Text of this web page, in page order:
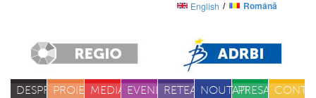
English Română
DESPREPROIECTEMEDIA EVENIMENTE
RETEA NOUTATIPRESA